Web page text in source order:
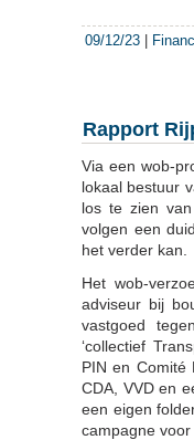
09/12/23
Rapport
Via een wob-
lokaal bestuur
los te zien
volgen een
het verder kan.
Het wob-
adviseur bij
vastgoed
‘collectief
PIN en Comité
CDA, VVD en
een eigen
campagne